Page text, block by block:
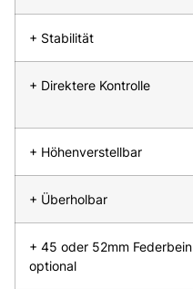
+ Stabilität
+ Direktere Kontrolle
+ Höhenverstellbar
+ Überholbar
+ 45 oder 52mm Federbein
optional